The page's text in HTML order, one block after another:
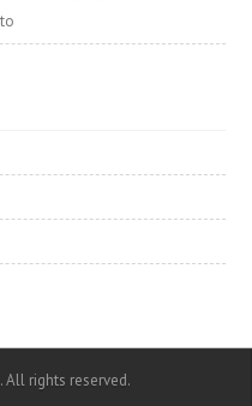
rights reserved.